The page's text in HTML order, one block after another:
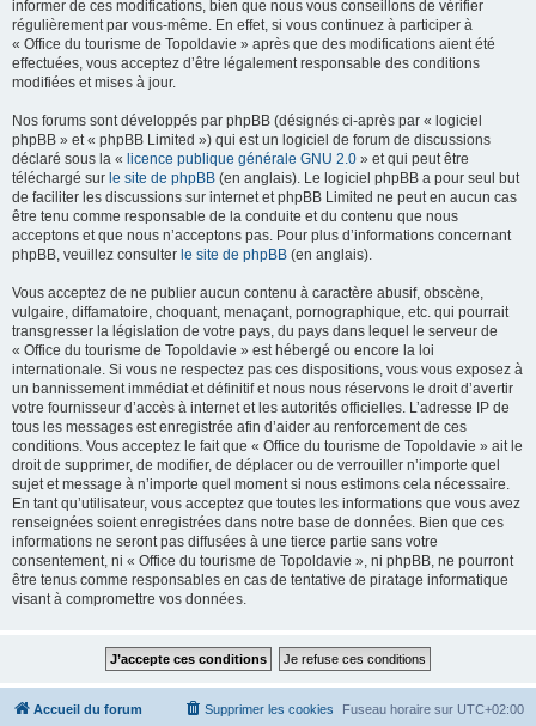
informer de ces modifications, bien que nous vous conseillons de vérifier
régulièrement par vous-même. En effet, si vous continuez à participer à
« Office du tourisme de Topoldavie » après que des modifications aient été
effectuées, vous acceptez d’être légalement responsable des conditions
modifiées et mises à jour.
Nos forums sont développés par phpBB (désignés ci-après par « logiciel
phpBB » et « phpBB Limited ») qui est un logiciel de forum de discussions
déclaré sous la « licence publique générale GNU 2.0 » et qui peut être
téléchargé sur le site de phpBB (en anglais). Le logiciel phpBB a pour seul but
de faciliter les discussions sur internet et phpBB Limited ne peut en aucun cas
être tenu comme responsable de la conduite et du contenu que nous
acceptons et que nous n’acceptons pas. Pour plus d’informations concernant
phpBB, veuillez consulter le site de phpBB (en anglais).
Vous acceptez de ne publier aucun contenu à caractère abusif, obscène,
vulgaire, diffamatoire, choquant, menaçant, pornographique, etc. qui pourrait
transgresser la législation de votre pays, du pays dans lequel le serveur de
« Office du tourisme de Topoldavie » est hébergé ou encore la loi
internationale. Si vous ne respectez pas ces dispositions, vous vous exposez à
un bannissement immédiat et définitif et nous nous réservons le droit d’avertir
votre fournisseur d’accès à internet et les autorités officielles. L’adresse IP de
tous les messages est enregistrée afin d’aider au renforcement de ces
conditions. Vous acceptez le fait que « Office du tourisme de Topoldavie » ait le
droit de supprimer, de modifier, de déplacer ou de verrouiller n’importe quel
sujet et message à n’importe quel moment si nous estimons cela nécessaire.
En tant qu’utilisateur, vous acceptez que toutes les informations que vous avez
renseignées soient enregistrées dans notre base de données. Bien que ces
informations ne seront pas diffusées à une tierce partie sans votre
consentement, ni « Office du tourisme de Topoldavie », ni phpBB, ne pourront
être tenus comme responsables en cas de tentative de piratage informatique
visant à compromettre vos données.
Accueil du forum Fuseau horaire sur UTC+02:00
Supprimer les cookies